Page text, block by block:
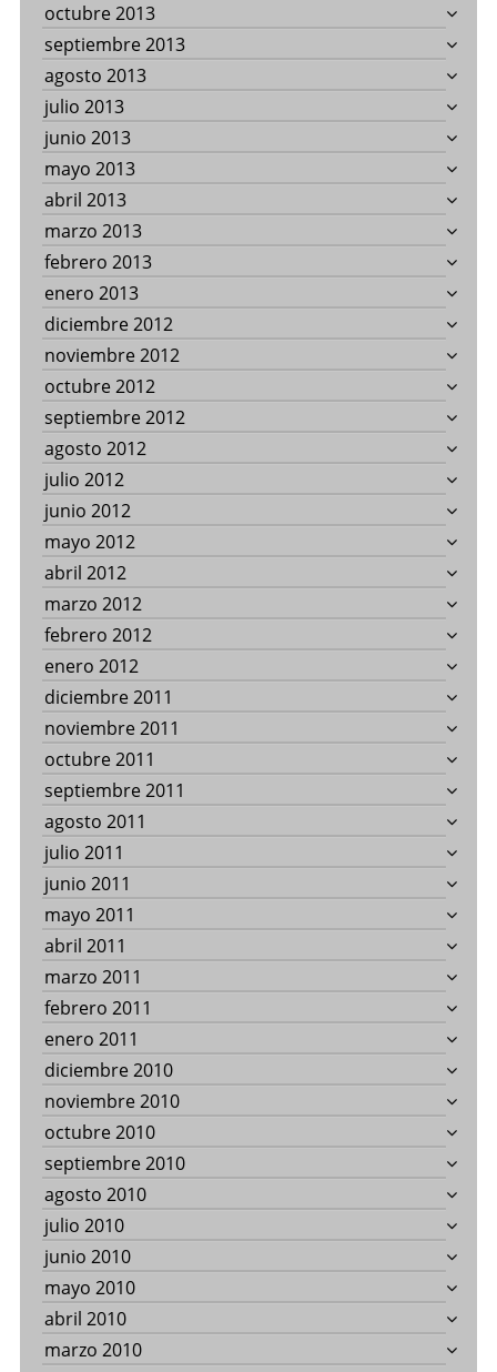
octubre 2013
septiembre 2013
agosto 2013
julio 2013
junio 2013
mayo 2013
abril 2013
marzo 2013
febrero 2013
enero 2013
diciembre 2012
noviembre 2012
octubre 2012
septiembre 2012
agosto 2012
julio 2012
junio 2012
mayo 2012
abril 2012
marzo 2012
febrero 2012
enero 2012
diciembre 2011
noviembre 2011
octubre 2011
septiembre 2011
agosto 2011
julio 2011
junio 2011
mayo 2011
abril 2011
marzo 2011
febrero 2011
enero 2011
diciembre 2010
noviembre 2010
octubre 2010
septiembre 2010
agosto 2010
julio 2010
junio 2010
mayo 2010
abril 2010
marzo 2010